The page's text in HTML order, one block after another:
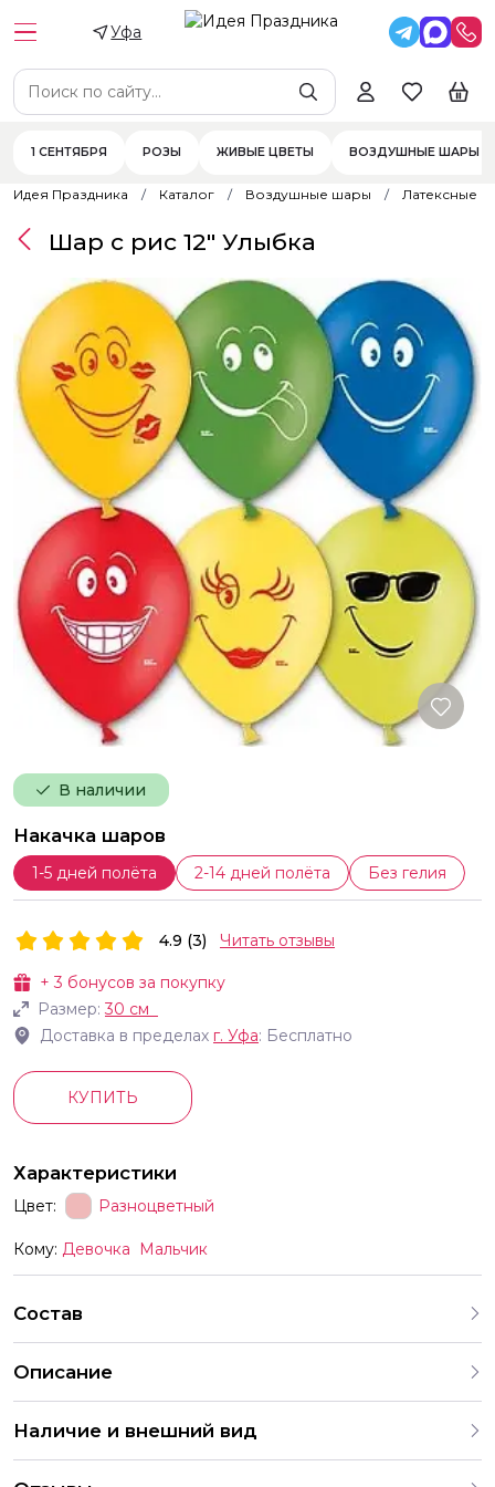
Уфа
1 СЕНТЯБРЯ РОЗЫ ЖИВЫЕ ЦВЕТЫ ВОЗДУШНЫЕ ШАРЫ
Идея Праздника Каталог Воздушные шары Латексные
В наличии
Накачка шаров
1-5 дней полёта 2-14 дней полёта Без гелия
Шар с рис 12" Улыбка
+3 бонусов за покупку
Размер:30 см
Доставка в пределах г. Уфа: Бесплатно
4.9 (3) Читать отзывы
КУПИТЬ
Характеристики
Цвет: Разноцветный
Кому: Девочка Мальчик
Состав
Описание
продаём шары только комплектами поэтому выбрать
шары с одним конкретным принтом отдельно нельзя
Рисунки на шарах показанные в примерах могут
Наличие и внешний вид